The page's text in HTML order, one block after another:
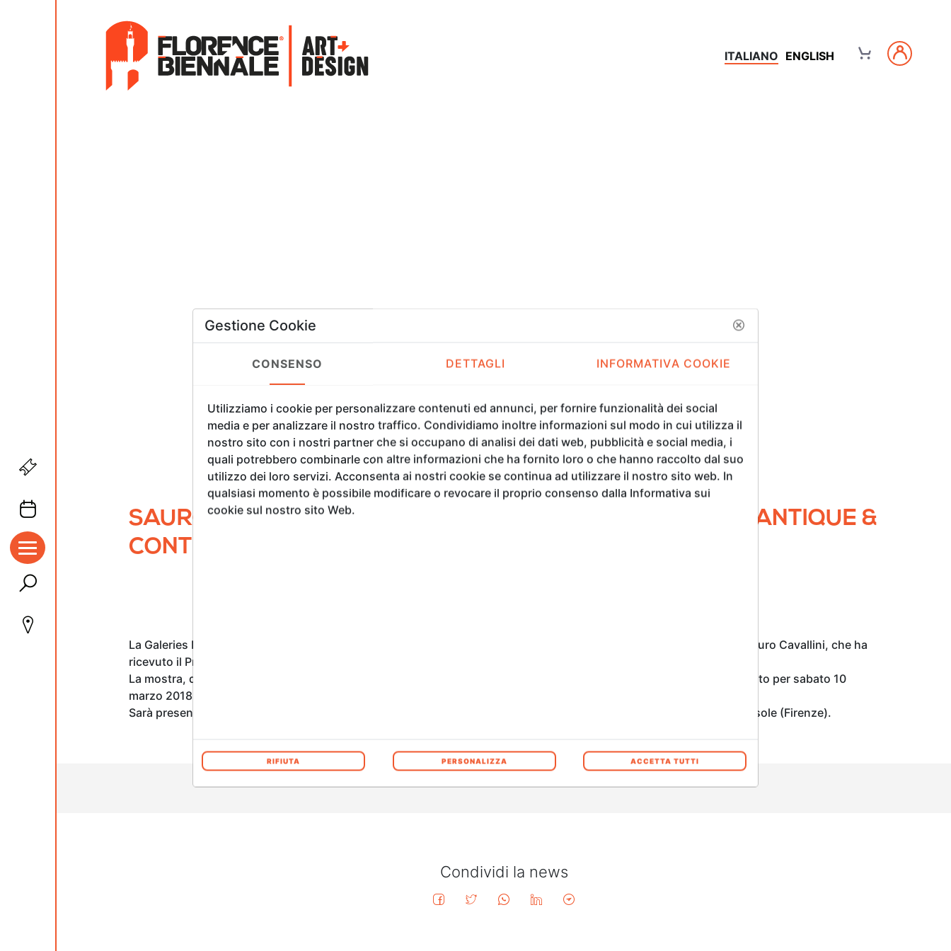
ITALIANO ENGLISH
SAURO CAVALLINI IN MOSTRA ALLA GALERIES MARVAL ANTIQUE &
CONTEMPORARY ART
La Galeries Marval Antique & Contemporary Art di Neuchâtel ospiterà una mostra personale dedicata allo scultore Sauro Cavallini, che ha
ricevuto il Premio “Lorenzo Il Magnifico” alla carriera in memoriam durante la XI Florence Biennale 2017.
La mostra, dal titolo SAURO CAVALLINI, sarà aperta al pubblico dal 10 marzo al 10 giugno 2018. Il Vernissage è previsto per sabato 10
marzo 2018, alle ore 18:00.
Sarà presente alla cerimonia di inaugurazione Teo Cavallini, figlio e Presidente del Centro Studi Sauro Cavallini di Fiesole (Firenze).
Condividi la news
Gestione Cookie
CONSENSO DETTAGLI INFORMATIVA COOKIE
Utilizziamo i cookie per personalizzare contenuti ed annunci, per fornire funzionalità dei social
media e per analizzare il nostro traffico. Condividiamo inoltre informazioni sul modo in cui utilizza il
nostro sito con i nostri partner che si occupano di analisi dei dati web, pubblicità e social media, i
quali potrebbero combinarle con altre informazioni che ha fornito loro o che hanno raccolto dal suo
utilizzo dei loro servizi. Acconsenta ai nostri cookie se continua ad utilizzare il nostro sito web. In
qualsiasi momento è possibile modificare o revocare il proprio consenso dalla Informativa sui
cookie sul nostro sito Web.
RIFIUTA PERSONALIZZA ACCETTA TUTTI